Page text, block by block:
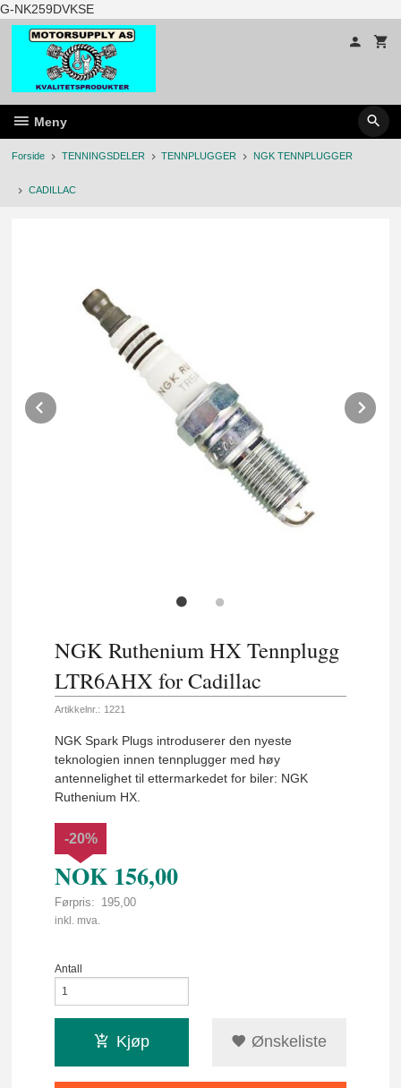
G-NK259DVKSEGå
til
innholdet
Meny
Forside TENNINGSDELER TENNPLUGGER NGK TENNPLUGGER
CADILLAC
Prev
NGK Ruthenium HX Tennplugg
LTR6AHX for Cadillac
Artikkelnr.: 1221
NGK Spark Plugs introduserer den nyeste
teknologien innen tennplugger med høy
antennelighet til ettermarkedet for biler: NGK
Ruthenium HX.
NOK 156,00
Førpris: 195,00
Rabatt
-20%
inkl. mva.
Antall
Kjøp Ønskeliste